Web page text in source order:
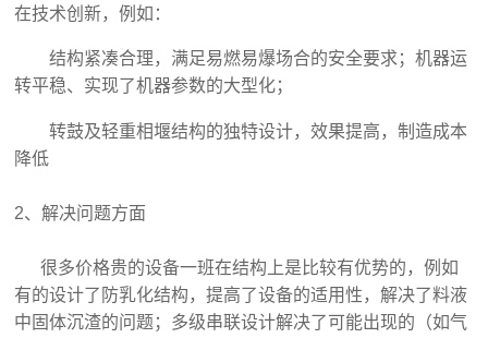
在技术创新，例如：
结构紧凑合理，满足易燃易爆场合的安全要求；机器运
转平稳、实现了机器参数的大型化；
转鼓及轻重相堰结构的独特设计，效果提高，制造成本
降低
2、解决问题方面
很多价格贵的设备一班在结构上是比较有优势的，例如
有的设计了防乳化结构，提高了设备的适用性，解决了料液
中固体沉渣的问题；多级串联设计解决了可能出现的（如气